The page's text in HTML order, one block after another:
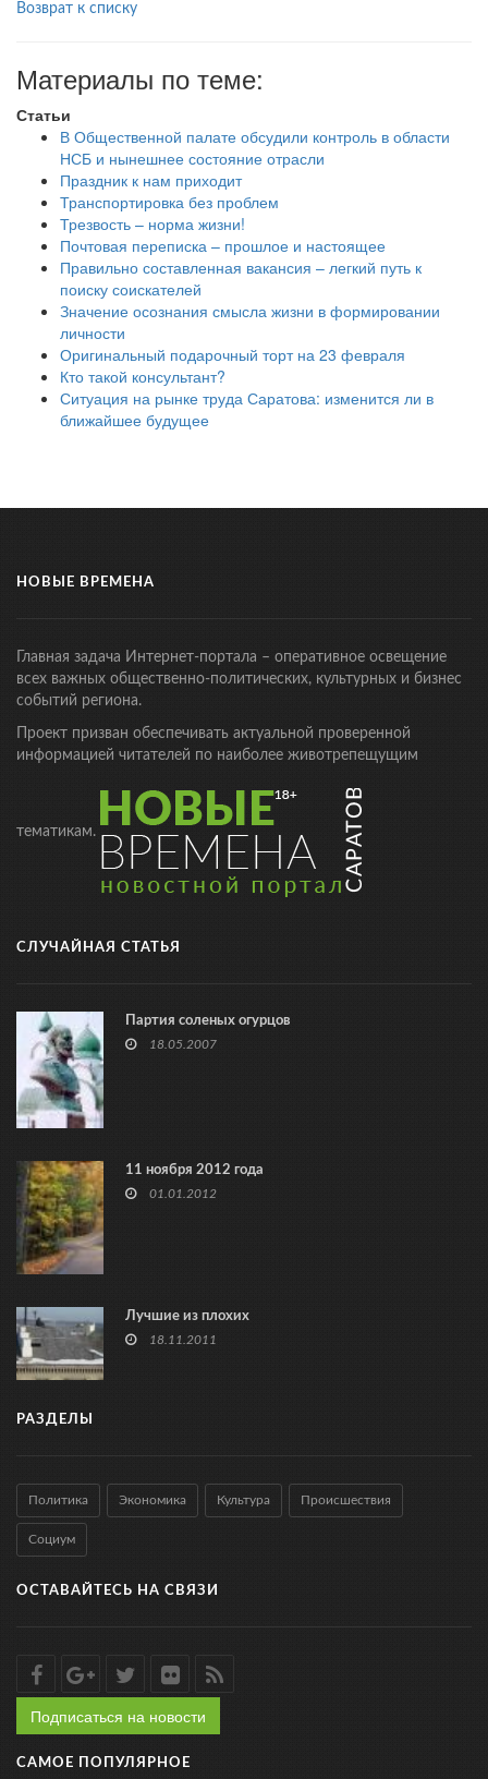
Возврат к списку
Материалы по теме:
Статьи
В Общественной палате обсудили контроль в области
НСБ и нынешнее состояние отрасли
Праздник к нам приходит
Транспортировка без проблем
Трезвость – норма жизни!
Почтовая переписка – прошлое и настоящее
Правильно составленная вакансия – легкий путь к
поиску соискателей
Значение осознания смысла жизни в формировании
личности
Оригинальный подарочный торт на 23 февраля
Кто такой консультант?
Ситуация на рынке труда Саратова: изменится ли в
ближайшее будущее
НОВЫЕ ВРЕМЕНА
Главная задача Интернет-портала – оперативное освещение
всех важных общественно-политических, культурных и бизнес
событий региона.
Проект призван обеспечивать актуальной проверенной
информацией читателей по наиболее животрепещущим
тематикам.
СЛУЧАЙНАЯ СТАТЬЯ
Партия соленых огурцов
18.05.2007
11 ноября 2012 года
01.01.2012
Лучшие из плохих
18.11.2011
РАЗДЕЛЫ
Политика Экономика Культура Происшествия
Социум
ОСТАВАЙТЕСЬ НА СВЯЗИ
Подписаться на новости
САМОЕ ПОПУЛЯРНОЕ